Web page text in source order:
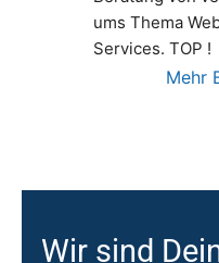
ums Thema
Services. TOP !
Mehr
Wir sind